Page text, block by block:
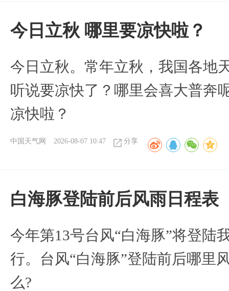
今日立秋 哪里要凉快啦？
今日立秋。常年立秋，我国各地
听说要凉快了？哪里会喜大普奔
凉快啦？
中国天气网 2026-08-07 10:47 分享
白海豚登陆前后风雨日程表
今年第13号台风“白海豚”将登陆
行。台风“白海豚”登陆前后哪里
么?